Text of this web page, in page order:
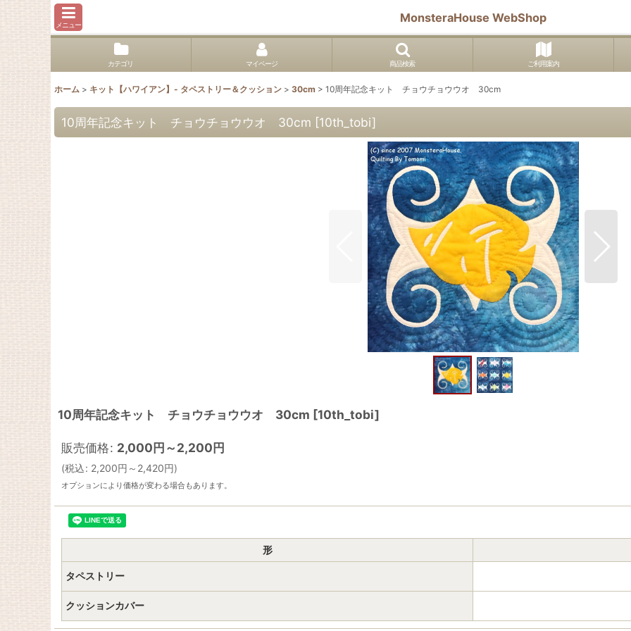
メニュー
MonsteraHouse WebShop
カテゴリ マイページ 商品検索 ご利用案内
ホーム > キット【ハワイアン】- タペストリー＆クッション > 30cm > 10周年記念キット チョウチョウウオ 30cm
10周年記念キット チョウチョウウオ 30cm [10th_tobi]
10周年記念キット チョウチョウウオ 30cm [10th_tobi]
販売価格: 2,000円～2,200円
(税込: 2,200円 ～2,420円)
オプションにより価格が変わる場合もあります。
形
タペストリー
クッションカバー